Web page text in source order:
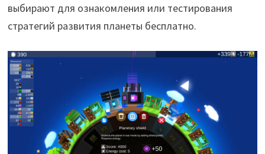
выбирают для ознакомления или тестирования
стратегий развития планеты бесплатно.